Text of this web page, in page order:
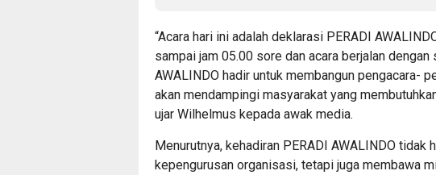
“Acara hari ini adalah deklarasi PERADI
sampai jam 05.00 sore dan acara berjalan
AWALINDO hadir untuk membangun pengacara-
akan mendampingi masyarakat yang
ujar Wilhelmus kepada awak media.
Menurutnya, kehadiran PERADI AWALINDO tidak
kepengurusan organisasi, tetapi juga membawa